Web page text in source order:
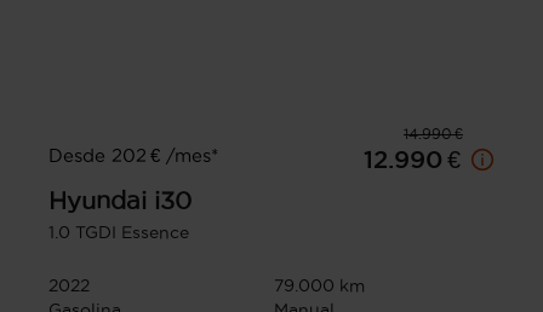
14.990 €
Desde 202 € /mes*
12.990 €
Hyundai i30
1.0 TGDI Essence
2022
79.000 km